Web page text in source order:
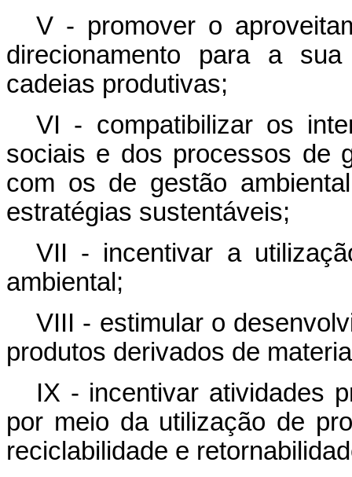
V - promover o
direcionamento para a
cadeias produtivas;
VI - compatibilizar os
sociais e dos processos de
com os de gestão
estratégias sustentáveis;
VII - incentivar a
ambiental;
VIII - estimular o
produtos derivados de
IX - incentivar atividades
por meio da utilização de
reciclabilidade e